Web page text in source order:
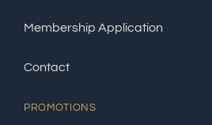
Membership Application
Contact
PROMOTIONS